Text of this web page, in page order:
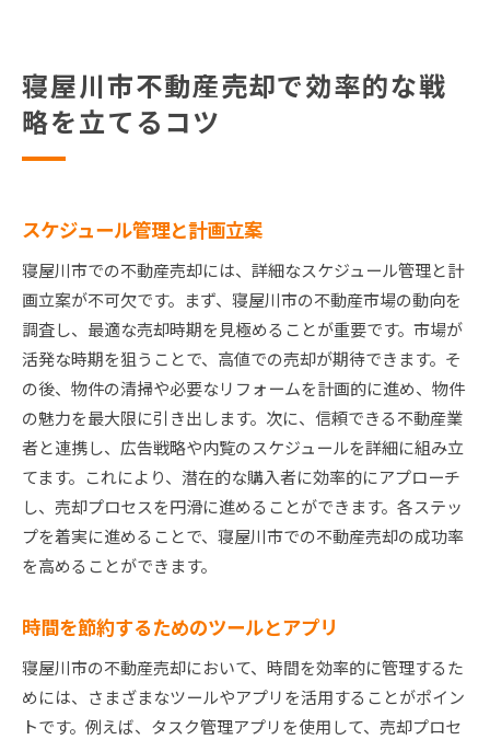
寝屋川市不動産売却で効率的な戦
略を立てるコツ
スケジュール管理と計画立案
寝屋川市での不動産売却には、詳細なスケジュール管理と計
画立案が不可欠です。まず、寝屋川市の不動産市場の動向を
調査し、最適な売却時期を見極めることが重要です。市場が
活発な時期を狙うことで、高値での売却が期待できます。そ
の後、物件の清掃や必要なリフォームを計画的に進め、物件
の魅力を最大限に引き出します。次に、信頼できる不動産業
者と連携し、広告戦略や内覧のスケジュールを詳細に組み立
てます。これにより、潜在的な購入者に効率的にアプローチ
し、売却プロセスを円滑に進めることができます。各ステッ
プを着実に進めることで、寝屋川市での不動産売却の成功率
を高めることができます。
時間を節約するためのツールとアプリ
寝屋川市の不動産売却において、時間を効率的に管理するた
めには、さまざまなツールやアプリを活用することがポイン
トです。例えば、タスク管理アプリを使用して、売却プロセ